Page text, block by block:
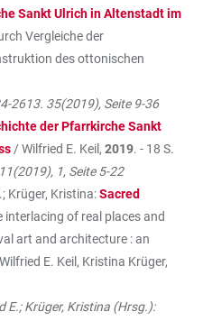
Sankt Ulrich in Altenstadt im
Vergleiche der
des ottonischen
2613. 35(2019), Seite 9-36
der Pfarrkirche Sankt
/ Wilfried E. Keil, 2019. - 18 S.
1, Seite 5-22
Krüger, Kristina:Sacred
interlacing of real places and
art and architecture : an
E. Keil, Kristina Krüger,
E.; Krüger, Kristina (Hrsg.):